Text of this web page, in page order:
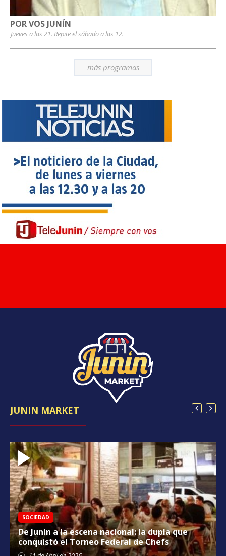
POR VOS JUNÍN
Jueves a las 21. Repite el sábado a las 12.
más programas
JUNIN MARKET
SOCIEDAD
De Junín a la escena nacional: la dupla que
conquistó el Torneo Federal de Chefs